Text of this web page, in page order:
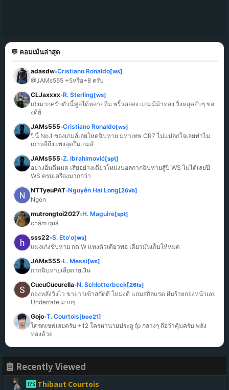
💬 คอมเม้นล่าสุด
adasdw»Cristiano Ronaldo[ws]
@JAMs555 +5หรือ+8 ครับ
CLJaxxxx»R. Sterling[ws]
เก่งมากครับตัวนี้ฟูลได้หลายทีม พริ้วคล่อง แถมมีม้าทอง วิ่งหลุดยับๆ ขอ
งดีย์
JAMs555»Cristiano Ronaldo[ws]
ปีนี้ No.1 ของเกมส์เลยโหดฉิบหาย มหาเทพ CR7 ไม่แปลกใจเลยทำไม
เกาหลีถึงแพงสุดในเกมส์
JAMs555»Z. Ibrahimović[spt]
อย่างอื่นดีหมด เสียอย่างเดียวโหม่งบอลกากฉิบหายสู้ปี WS ไม่ได้เลยปี
WS ครบเครื่องมากกว่า
NTTyeuPAT»Nguyễn Hai Long[26vb]
Ngon
mutrongtoi2027»H. Maguire[spt]
chậm quá
sss22»S. Eto'o[ws]
แม่งเก่งชิปหาย กด W แทงตัวเดียวพอ เดี๋ยวมันเก็บให้หมด
JAMs555»L. Messi[ws]
กากฉิบหายเสียดายเงิน
CucuCucurella»N. Schlotterbeck[26ts]
กองหลังวิ่งไว ขายาวเข้าสกัดดี โหม่งดี แถมสกิลแรด ฝันร้ายกองหน้าเลย
Underrate มากๆ
Gojo»T. Courtois[boe21]
โครตเซฟเลยครับ +12 ใครหานายประตู fp กลางๆ ถือว่าคุ้มครับ พลัง
ทองด้วย
Recently Viewed
Thibaut Courtois